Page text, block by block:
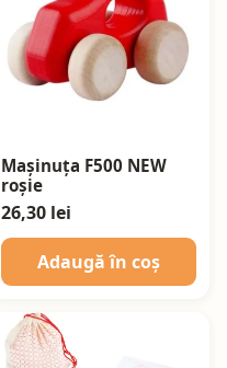
Mașinuța F500 NEW
roșie
26,30 lei
Adaugă în coș